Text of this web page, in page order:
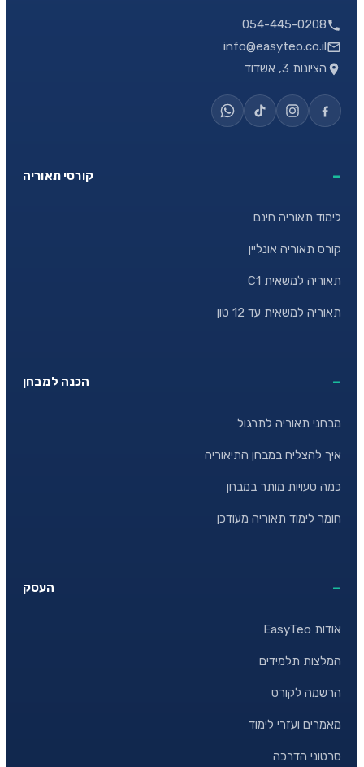
054-445-0208
info@easyteo.co.il
הציונות 3, אשדוד
קורסי תאוריה
לימוד תאוריה חינם
קורס תאוריה אונליין
תאוריה למשאית C1
תאוריה למשאית עד 12 טון
הכנה למבחן
מבחני תאוריה לתרגול
איך להצליח במבחן התיאוריה
כמה טעויות מותר במבחן
חומר לימוד תאוריה מעודכן
העסק
אודות EasyTeo
המלצות תלמידים
הרשמה לקורס
מאמרים ועזרי לימוד
סרטוני הדרכה